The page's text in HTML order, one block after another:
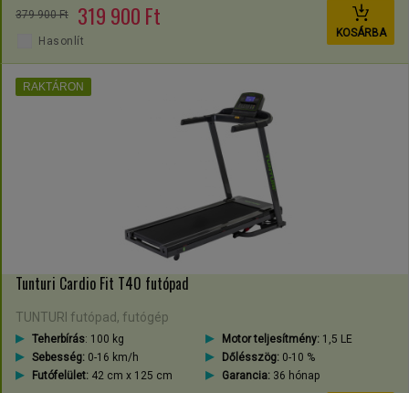
379 900 Ft 319 900 Ft
KOSÁRBA
Hasonlít
Tunturi Cardio Fit T40 futópad
TUNTURI futópad, futógép
Teherbírás: 100 kg Motor teljesítmény:1,5 LE
Sebesség: 0-16 km/h Dőlésszög:0-10 %
Futófelület: 42 cm x 125 cm Garancia:36 hónap
RAKTÁRON